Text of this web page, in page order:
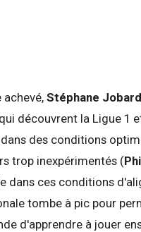
Stéphane Jobard
découvrent la Ligue 1
des conditions
trop inexpérimentés (
dans ces conditions
tombe à pic pour
d'apprendre à jouer